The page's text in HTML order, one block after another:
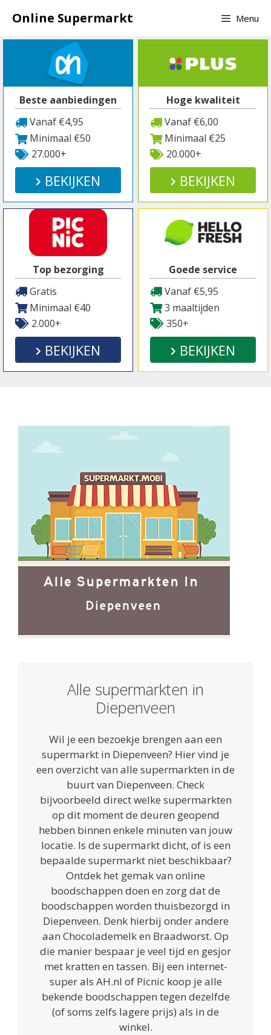
naar
inhoud
Online Supermarkt Menu
Beste aanbiedingen
Vanaf €4,95
Minimaal €50
27.000+
BEKIJKEN
Hoge kwaliteit
Vanaf €6,00
Minimaal €25
20.000+
BEKIJKEN
Top bezorging
Gratis
Minimaal €40
2.000+
BEKIJKEN
Goede service
Vanaf €5,95
3 maaltijden
350+
BEKIJKEN
Alle supermarkten in
Diepenveen
Wil je een bezoekje brengen aan een
supermarkt in Diepenveen? Hier vind je
een overzicht van alle supermarkten in de
buurt van Diepenveen. Check
bijvoorbeeld direct welke supermarkten
op dit moment de deuren geopend
hebben binnen enkele minuten van jouw
locatie. Is de supermarkt dicht, of is een
bepaalde supermarkt niet beschikbaar?
Ontdek het gemak van online
boodschappen doen en zorg dat de
boodschappen worden thuisbezorgd in
Diepenveen. Denk hierbij onder andere
aan Chocolademelk en Braadworst. Op
die manier bespaar je veel tijd en gesjor
met kratten en tassen. Bij een internet-
super als AH.nl of Picnic koop je alle
bekende boodschappen tegen dezelfde
(of soms zelfs lagere prijs) als in de
winkel.